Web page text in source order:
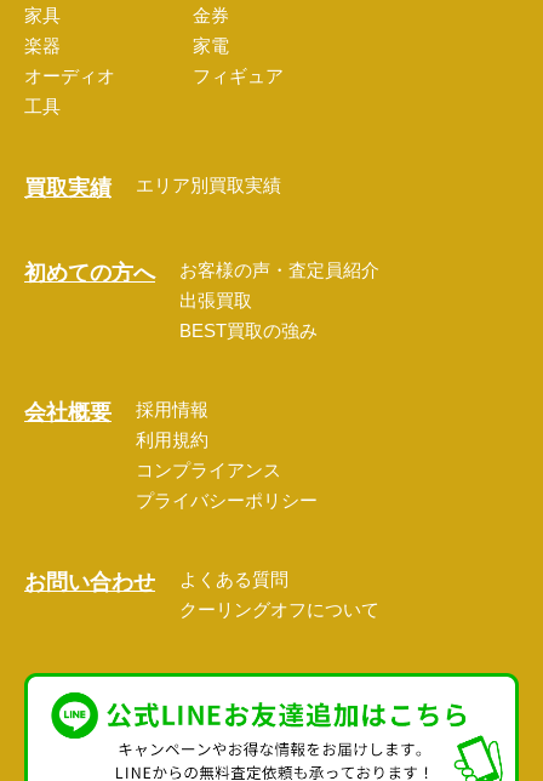
家具
金券
楽器
家電
オーディオ
フィギュア
工具
買取実績 エリア別買取実績
初めての方へ
お客様の声・査定員紹介
出張買取
BEST買取の強み
会社概要
採用情報
利用規約
コンプライアンス
プライバシーポリシー
お問い合わせ
よくある質問
クーリングオフについて